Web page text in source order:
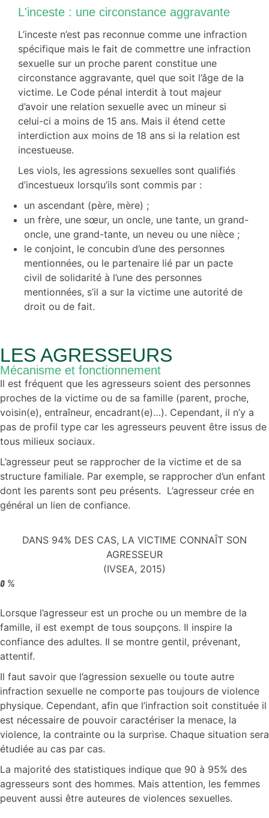
L'inceste : une circonstance aggravante
L’inceste n’est pas reconnue comme une infraction
spécifique mais le fait de commettre une infraction
sexuelle sur un proche parent constitue une
circonstance aggravante, quel que soit l’âge de la
victime. Le Code pénal interdit à tout majeur
d’avoir une relation sexuelle avec un mineur si
celui-ci a moins de 15 ans. Mais il étend cette
interdiction aux moins de 18 ans si la relation est
incestueuse.
Les viols, les agressions sexuelles sont qualifiés
d’incestueux lorsqu’ils sont commis par :
un ascendant (père, mère) ;
un frère, une sœur, un oncle, une tante, un grand-
oncle, une grand-tante, un neveu ou une nièce ;
le conjoint, le concubin d’une des personnes
mentionnées, ou le partenaire lié par un pacte
civil de solidarité à l’une des personnes
mentionnées, s’il a sur la victime une autorité de
droit ou de fait.
LES AGRESSEURS
Mécanisme et fonctionnement
Il est fréquent que les agresseurs soient des personnes
proches de la victime ou de sa famille (parent, proche,
voisin(e), entraîneur, encadrant(e)…). Cependant, il n’y a
pas de profil type car les agresseurs peuvent être issus de
tous milieux sociaux.
L’agresseur peut se rapprocher de la victime et de sa
structure familiale. Par exemple, se rapprocher d’un enfant
dont les parents sont peu présents. L’agresseur crée en
général un lien de confiance.
DANS 94% DES CAS, LA VICTIME CONNAÎT SON
AGRESSEUR
(IVSEA, 2015)
0 %
Lorsque l’agresseur est un proche ou un membre de la
famille, il est exempt de tous soupçons. Il inspire la
confiance des adultes. Il se montre gentil, prévenant,
attentif.
Il faut savoir que l’agression sexuelle ou toute autre
infraction sexuelle ne comporte pas toujours de violence
physique. Cependant, afin que l’infraction soit constituée il
est nécessaire de pouvoir caractériser la menace, la
violence, la contrainte ou la surprise. Chaque situation sera
étudiée au cas par cas.
La majorité des statistiques indique que 90 à 95% des
agresseurs sont des hommes. Mais attention, les femmes
peuvent aussi être auteures de violences sexuelles.